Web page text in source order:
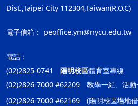
Dist.,Taipei City 112304,Taiwan(R.O.C)
電子信箱： peoffice.ym@nycu.edu.tw
電話：
(02)2825-0741 陽明校區體育室專線
(02)2826-7000 #62209 教學一組、活動
(02)2826-7000 #62169 (陽明校區場地